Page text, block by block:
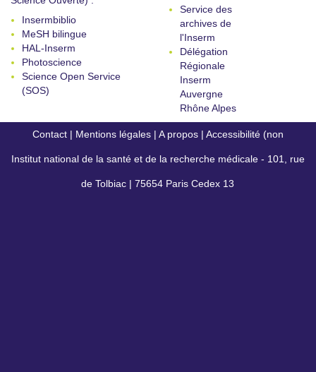
Insermbiblio
MeSH bilingue
HAL-Inserm
Photoscience
Science Open Service
(SOS)
Service des
archives de
l'Inserm
Délégation
Régionale
Inserm
Auvergne
Rhône Alpes
Contact | Mentions légales | A propos | Accessibilité (non
conforme)
Institut national de la santé et de la recherche médicale - 101, rue
de Tolbiac | 75654 Paris Cedex 13